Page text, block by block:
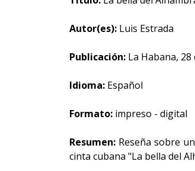
Autor(es): Luis Estrada
Publicación: La Habana,
Idioma: Español
Formato: impreso - digital
Resumen: Reseña sobre
cinta cubana "La bella del